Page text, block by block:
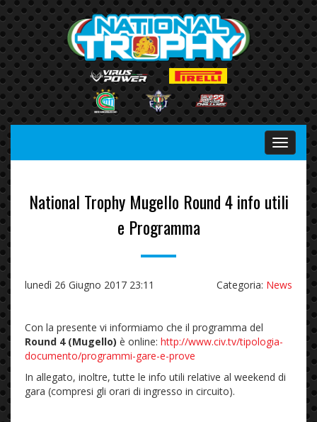
Menu
National Trophy Mugello Round 4 info utili
e Programma
lunedì 26 Giugno 2017 23:11 Categoria: News
Con la presente vi informiamo che il programma del
Round 4 (Mugello) è online: http://www.civ.tv/tipologia-
documento/programmi-gare-e-prove
In allegato, inoltre, tutte le info utili relative al weekend di
gara (compresi gli orari di ingresso in circuito).